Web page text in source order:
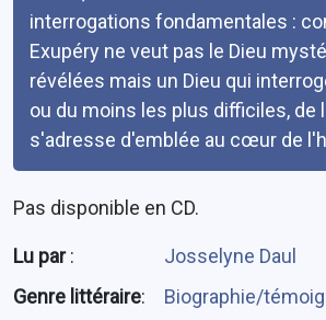
interrogations fondamentales :
Exupéry ne veut pas le Dieu
révélées mais un Dieu qui
ou du moins les plus difficiles,
s'adresse d'emblée au cœur de
Pas disponible en CD.
Lu par:
Josselyne Daul
Genre littéraire:
Biographie/